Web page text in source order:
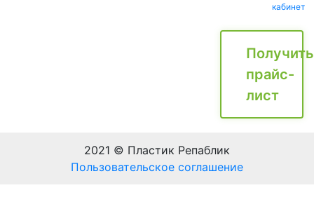
кабинет
Получить
прайс-
лист
2021 © Пластик Репаблик
Пользовательское соглашение